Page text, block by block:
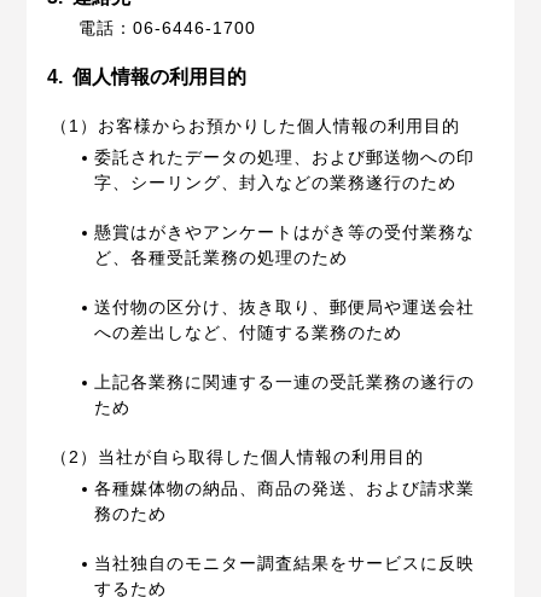
電話：06-6446-1700
4. 個人情報の利用目的
（1）お客様からお預かりした個人情報の利用目的
委託されたデータの処理、および郵送物への印
字、シーリング、封入などの業務遂行のため
懸賞はがきやアンケートはがき等の受付業務な
ど、各種受託業務の処理のため
送付物の区分け、抜き取り、郵便局や運送会社
への差出しなど、付随する業務のため
上記各業務に関連する一連の受託業務の遂行の
ため
（2）当社が自ら取得した個人情報の利用目的
各種媒体物の納品、商品の発送、および請求業
務のため
当社独自のモニター調査結果をサービスに反映
するため